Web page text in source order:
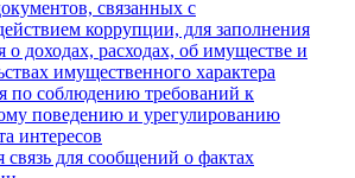
связанных с
коррупции, для заполнения
о доходах, расходах, об имуществе и
имущественного характера
по соблюдению требований к
поведению и урегулированию
интересов
связь для сообщений о фактах